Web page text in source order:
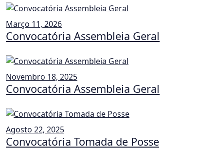
Março 11, 2026
Convocatória Assembleia Geral
Novembro 18, 2025
Convocatória Assembleia Geral
Agosto 22, 2025
Convocatória Tomada de Posse